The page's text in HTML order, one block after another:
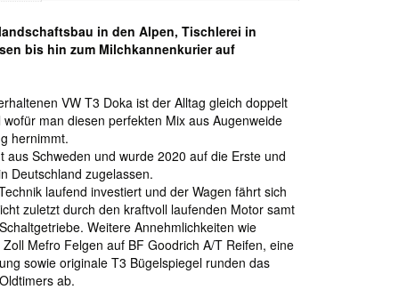
in den Alpen, Tischlerei in
bis hin zum Milchkannenkurier auf
VW T3 Doka ist der Alltag gleich doppelt
man diesen perfekten Mix aus Augenweide
hernimmt.
aus Schweden und wurde 2020 auf die Erste und
Deutschland zugelassen.
laufend investiert und der Wagen fährt sich
zuletzt durch den kraftvoll laufenden Motor samt
Weitere Annehmlichkeiten wie
Mefro Felgen auf BF Goodrich A/T Reifen, eine
sowie originale T3 Bügelspiegel runden das
ab.